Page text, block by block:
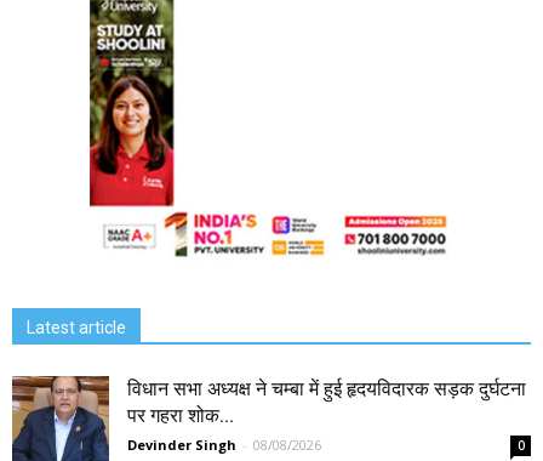
Latest article
विधान सभा अध्यक्ष ने चम्बा में हुई हृदयविदारक सड़क दुर्घटना
पर गहरा शोक...
Devinder Singh - 08/08/2026 0